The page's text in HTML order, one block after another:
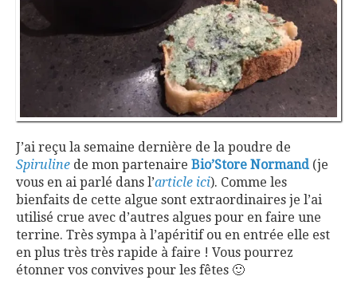
J’ai reçu la semaine dernière de la poudre de
Spiruline de mon partenaire Bio’Store Normand (je
vous en ai parlé dans l’article ici). Comme les
bienfaits de cette algue sont extraordinaires je l’ai
utilisé crue avec d’autres algues pour en faire une
terrine. Très sympa à l’apéritif ou en entrée elle est
en plus très très rapide à faire ! Vous pourrez
étonner vos convives pour les fêtes 🙂